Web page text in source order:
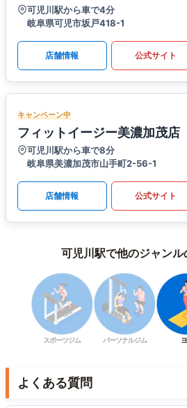
可児川駅から車で4分
岐阜県可児市坂戸418-1
店舗情報 公式サイト
キャンペーン中
フィットイージー美濃加茂店
可児川駅から車で8分
岐阜県美濃加茂市山手町2-56-1
店舗情報 公式サイト
可児川駅で他のジャン
スポーツジム パーソナルジム
よくある質問